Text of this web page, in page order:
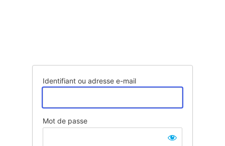
Identifiant ou adresse e-mail
Mot de passe